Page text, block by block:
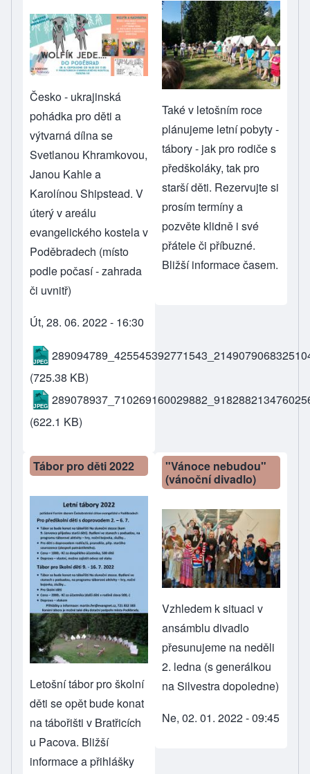
Česko - ukrajinská
pohádka pro děti a
výtvarná dílna se
Svetlanou Khramkovou,
Janou Kahle a
Karolínou Shipstead. V
úterý v areálu
evangelického kostela v
Poděbradech (místo
podle počasí - zahrada
či uvnitř)
Út, 28. 06. 2022 - 16:30
(725.38 KB)
(622.1 KB)
Také v letošním roce
plánujeme letní pobyty -
tábory - jakpro rodiče s
předškoláky, takpro
starší děti. Rezervujte si
prosím termíny a
pozvěte klidně i své
přátele či příbuzné.
Bližší informace časem.
Tábor pro děti 2022
Letošní tábor pro školní
děti se opět bude konat
na tábořišti v Bratřicích
u Pacova. Bližší
informace a přihlášky
"Vánoce nebudou"
(vánoční divadlo)
Vzhledem k situaci v
ansámblu divadlo
přesunujeme na neděli
2. ledna (s generálkou
na Silvestra dopoledne)
Ne, 02. 01. 2022 - 09:45